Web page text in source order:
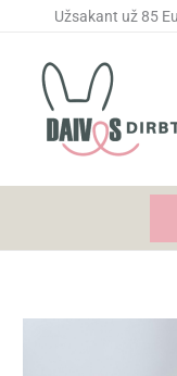
Užsakant už 85